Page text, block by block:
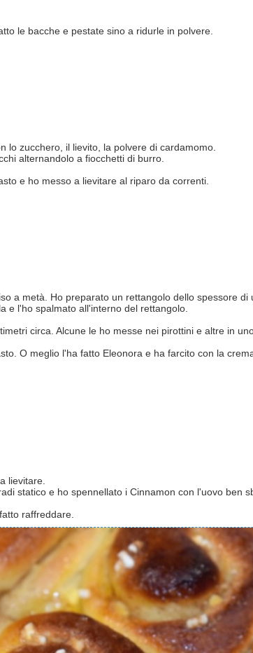
le bacche e pestate sino a ridurle in polvere.
lo zucchero, il lievito, la polvere di cardamomo.
alternandolo a fiocchetti di burro.
e ho messo a lievitare al riparo da correnti.
a metà. Ho preparato un rettangolo dello spessore di
e l'ho spalmato all'interno del rettangolo.
circa. Alcune le ho messe nei pirottini e altre in
O meglio l'ha fatto Eleonora e ha farcito con la
lievitare.
statico e ho spennellato i Cinnamon con l'uovo ben
raffreddare.